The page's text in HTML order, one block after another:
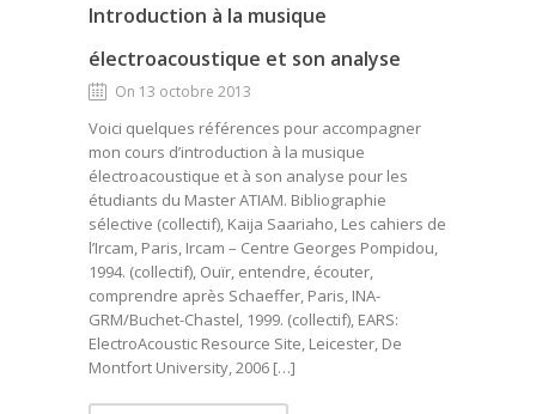
Introduction à la musique
électroacoustique et son analyse
On 13 octobre 2013
Voici quelques références pour accompagner
mon cours d’introduction à la musique
électroacoustique et à son analyse pour les
étudiants du Master ATIAM. Bibliographie
sélective (collectif), Kaija Saariaho, Les cahiers de
l’Ircam, Paris, Ircam – Centre Georges Pompidou,
1994. (collectif), Ouïr, entendre, écouter,
comprendre après Schaeffer, Paris, INA-
GRM/Buchet-Chastel, 1999. (collectif), EARS:
ElectroAcoustic Resource Site, Leicester, De
Montfort University, 2006 […]